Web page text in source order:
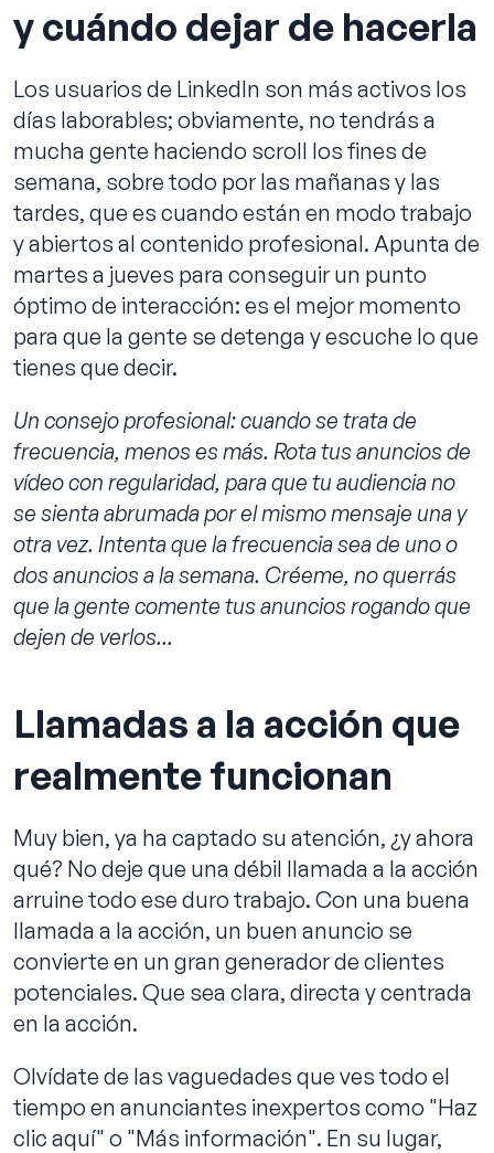
y cuándo dejar de hacerla
Los usuarios de LinkedIn son más activos los
días laborables; obviamente, no tendrás a
mucha gente haciendo scroll los fines de
semana, sobre todo por las mañanas y las
tardes, que es cuando están en modo trabajo
y abiertos al contenido profesional. Apunta de
martes a jueves para conseguir un punto
óptimo de interacción: es el mejor momento
para que la gente se detenga y escuche lo que
tienes que decir.
Un consejo profesional: cuando se trata de
frecuencia, menos es más. Rota tus anuncios de
vídeo con regularidad, para que tu audiencia no
se sienta abrumada por el mismo mensaje una y
otra vez. Intenta que la frecuencia sea de uno o
dos anuncios a la semana. Créeme, no querrás
que la gente comente tus anuncios rogando que
dejen de verlos...
Llamadas a la acción que
realmente funcionan
Muy bien, ya ha captado su atención, ¿y ahora
qué? No deje que una débil llamada a la acción
arruine todo ese duro trabajo. Con una buena
llamada a la acción, un buen anuncio se
convierte en un gran generador de clientes
potenciales. Que sea clara, directa y centrada
en la acción.
Olvídate de las vaguedades que ves todo el
tiempo en anunciantes inexpertos como "Haz
clic aquí" o "Más información". En su lugar,